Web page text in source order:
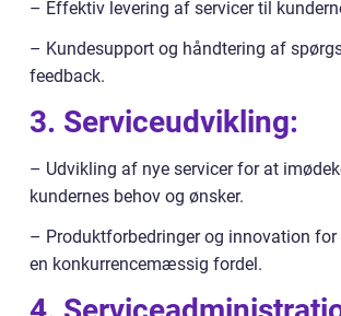
– Effektiv levering af servicer til
– Kundesupport og håndtering af
feedback.
3. Serviceudvikling:
– Udvikling af nye servicer for at
kundernes behov og ønsker.
– Produktforbedringer og innovation for
en konkurrencemæssig fordel.